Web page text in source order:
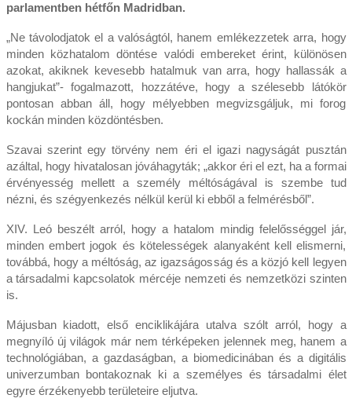
parlamentben hétfőn Madridban.
„Ne távolodjatok el a valóságtól, hanem emlékezzetek arra, hogy
minden közhatalom döntése valódi embereket érint, különösen
azokat, akiknek kevesebb hatalmuk van arra, hogy hallassák a
hangjukat”- fogalmazott, hozzátéve, hogy a szélesebb látókör
pontosan abban áll, hogy mélyebben megvizsgáljuk, mi forog
kockán minden közdöntésben.
Szavai szerint egy törvény nem éri el igazi nagyságát pusztán
azáltal, hogy hivatalosan jóváhagyták; „akkor éri el ezt, ha a formai
érvényesség mellett a személy méltóságával is szembe tud
nézni, és szégyenkezés nélkül kerül ki ebből a felmérésből”.
XIV. Leó beszélt arról, hogy a hatalom mindig felelősséggel jár,
minden embert jogok és kötelességek alanyaként kell elismerni,
továbbá, hogy a méltóság, az igazságosság és a közjó kell legyen
a társadalmi kapcsolatok mércéje nemzeti és nemzetközi szinten
is.
Májusban kiadott, első enciklikájára utalva szólt arról, hogy a
megnyíló új világok már nem térképeken jelennek meg, hanem a
technológiában, a gazdaságban, a biomedicinában és a digitális
univerzumban bontakoznak ki a személyes és társadalmi élet
egyre érzékenyebb területeire eljutva.